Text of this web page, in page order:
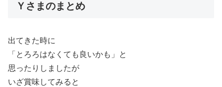
Ｙさまのまとめ
出てきた時に
「とろろはなくても良いかも」と
思ったりしましたが
いざ賞味してみると